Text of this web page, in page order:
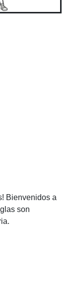
Bienvenidos a
son